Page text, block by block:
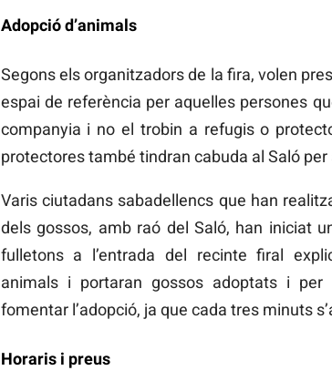
Adopció d’animals
Segons els organitzadors de la fira, volen
espai de referència per aquelles persones
companyia i no el trobin a refugis o
protectores també tindran cabuda al Saló
Varis ciutadans sabadellencs que han
dels gossos, amb raó del Saló, han iniciat
fulletons a l’entrada del recinte firal
animals i portaran gossos adoptats i per
fomentar l’adopció, ja que cada tres minuts
Horaris i preus